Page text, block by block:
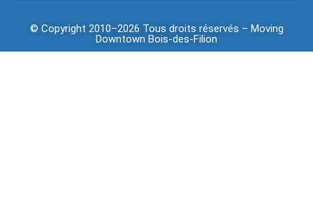
© Copyright 2010–2026 Tous droits réservés – Moving
Downtown Bois-des-Filion